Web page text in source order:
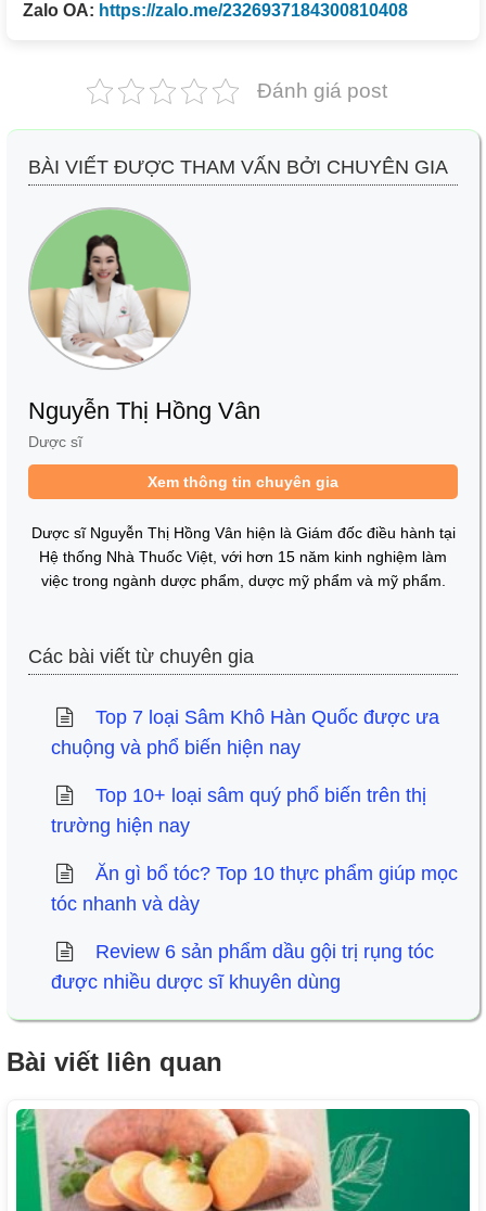
Zalo OA: https://zalo.me/2326937184300810408
Đánh giá post
BÀI VIẾT ĐƯỢC THAM VẤN BỞI CHUYÊN GIA
Nguyễn Thị Hồng Vân
Dược sĩ
Xem thông tin chuyên gia
Dược sĩ Nguyễn Thị Hồng Vân hiện là Giám đốc điều hành tại
Hệ thống Nhà Thuốc Việt, với hơn 15 năm kinh nghiệm làm
việc trong ngành dược phẩm, dược mỹ phẩm và mỹ phẩm.
Các bài viết từ chuyên gia
Top 7 loại Sâm Khô Hàn Quốc được ưa
chuộng và phổ biến hiện nay
Top 10+ loại sâm quý phổ biến trên thị
trường hiện nay
Ăn gì bổ tóc? Top 10 thực phẩm giúp mọc
tóc nhanh và dày
Review 6 sản phẩm dầu gội trị rụng tóc
được nhiều dược sĩ khuyên dùng
Bài viết liên quan